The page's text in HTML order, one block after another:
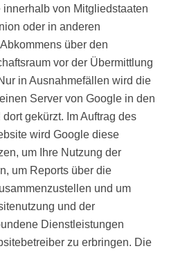
von Mitgliedstaaten
oder in anderen
über den
vor der Übermittlung
in Ausnahmefällen wird die
Server von Google in den
gekürzt. Im Auftrag des
wird Google diese
um Ihre Nutzung der
um Reports über die
und um
und der
Dienstleistungen
zu erbringen. Die